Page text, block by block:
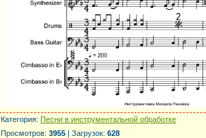
Категория: Песни в инструментальной обработке
Просмотров: 3955 | Загрузок: 628